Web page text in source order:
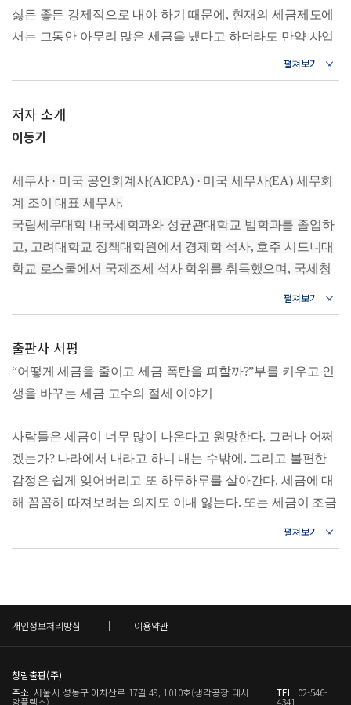
18 1세대 1주택의 양도세 비과세 조건은?
19 여러 주택을 보유하다가 팔면 세금이 중과될 수 있다
20 오피스텔은 주거용과 업무용에 따라 세금이 다르다
23 부동산을 양도하기 전에 서류 정리부터 하자
24 이혼할 때는 위자료보다 재산 분할이 낫다
25 해외자산에 대해서도 국내에서 세금을 내야 할까?
PART 3 부가 보이는 사업 절세
26 동업은 신중하게 결정하자
27 명의를 함부로 빌려주지 말자
28 개인사업자와 법인사업자, 어느 쪽이 유리할까?
29 부가가치세법은 피도 눈물도 없다
30 사업자등록은 빨리 할수록 좋다
32 같은 비용이라도 기업업무추진비는 불이익이 많다
33 세금계산서 없이도 매입세액공제를 받을 수 있다
35 세금계산을 할 때는 실제 내용이 중요하다
36 기업회계와 세무회계는 목적이 다르다
38 업무용 자동차, 빌려야 할까 구입해야 할까?
PART 4 부가 보이는 연말정산과 근로 절세
41 인건비를 받을 때는 소득 구분이 중요하다
42 근로소득에 대해서는 연말정산을 해야 한다
PART 5 알면 알수록 돈이 모이는 세금 상식
48 여러 국가에서 발생한 소득은 어디에서 어떻게 세금을 내
49 세금 안 내고 돈을 벌 수 있다?
50 세금을 못 내더라도 신고는 반드시 하자
싫든 좋든 강제적으로 내야 하기 때문에, 현재의 세금제도에
서는 그동안 아무리 많은 세금을 냈다고 하더라도 만약 사업
이 망하거나 또는 다른 어떤 사정으로 인해 세금을 낼 수가
없는 상황이 되면, 정부는 관련 법규에 의해 세금을 징수하기
람들이 형편이 좋을 때 어떻게 해서든지 세금을 적게 내고 부
를 은닉하려고 하는 것이 아닌가 싶다.
주식도 마찬가지다. 한동안 주가가 많이 올라서 너도나도 주
식에 투자했는데 어느 순간에 주식 가치가 폭락하면서 투자
손실을 본 경우가 적지 않았었다. 그러다가 최근에 비록 쏠림
현상은 있지만 코스피 지수가 급등하면서 꽤 많은 종목의 주
가가 오르고 있는 것 같다. 이렇듯 부동산이나 주식의 가격이
이 떨어지면서 투자 손실이 커지면 오히려 절세의 기회로 삼
을 수도 있다.
_p. 37 〈PART 1 부가 보이는 상속･증여 절세〉
증여세는 10년을 기준으로 계산한다. 즉 증여일 전 10년 이내
에 동일인(증여자가 직계존속인 경우에는 그 직계존속의 배
우자 포함)으로부터 증여받은 재산이 또 있는 경우, 그 10년
간 증여받은 증여재산가액을 모두 합해 증여세를 계산한다.
공제한다. 10년의 간격을 두고 증여를 한다면, 증여액이 분산
증여 계획을 세우는 것이 절세에 유리하다.
_p. 44 〈PART 1 부가 보이는 상속･증여 절세〉
이렇게 부동산을 보유하고 있기 때문에 내야 하는 재산세와
종합부동산세의 납기는 매년 7월과 9월, 또는 12월이지만, 그
저자 소개
이동기
세무사 · 미국 공인회계사(AICPA) · 미국 세무사(EA) 세무회
계 조이 대표 세무사.
국립세무대학 내국세학과와 성균관대학교 법학과를 졸업하
고, 고려대학교 정책대학원에서 경제학 석사, 호주 시드니대
학교 로스쿨에서 국제조세 석사 학위를 취득했으며, 국세청
산하 세무서와 기획재정부 세제실에서 근무했다. 각 지방자
치단체에서 세법 강의와 신안산대학교 세무회계과 겸임교
려대 정책대학원 교우회장으로 활동했고, KBS 제1라디오 생
방송 〈경제투데이〉 ‘세무상담’ 코너와 MBN TV 〈알토
란〉 프로그램에도 출연했다. 현재 상공회의소와 지자체 등
원단 전문위원, 과천시 지방세 심의위원, 〈국세신문〉 객원
논설위원, 한국세무사회 부회장으로 활동하고 있다.
출판사 서평
“어떻게 세금을 줄이고 세금 폭탄을 피할까?”부를 키우고 인
생을 바꾸는 세금 고수의 절세 이야기
사람들은 세금이 너무 많이 나온다고 원망한다. 그러나 어쩌
겠는가? 나라에서 내라고 하니 내는 수밖에. 그리고 불편한
감정은 쉽게 잊어버리고 또 하루하루를 살아간다. 세금에 대
해 꼼꼼히 따져보려는 의지도 이내 잃는다. 또는 세금이 조금
부담스럽긴 해도 설마 세금으로 심각한 피해를 입겠느냐며
자신과 상관없이 여긴다. 아니면 세금을 아껴봤자 돈을 얼마
후회한다. ‘세금 나오기 전에 미리 알았더라면!’
보인다》는 이렇게 ‘세금이 나오기 전에 미리 알고 있으면 좋
을’, 일상생활에서 부딪힐 만한 세금에 대한 기초 상식과 이
개인정보처리방침 이용약관
청림출판(주)
주소 서울시 성동구 아차산로 17길 49, 1010호(생각공장 데시
앙플렉스)
TEL 02-546-
4341